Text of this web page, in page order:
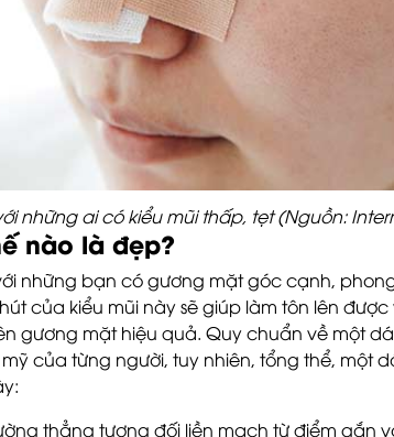
những ai có kiểu mũi thấp, tẹt (Nguồn:
nào là đẹp?
những bạn có gương mặt góc cạnh,
của kiểu mũi này sẽ giúp làm tôn lên
gương mặt hiệu quả. Quy chuẩn về một
của từng người, tuy nhiên, tổng thể, một
thẳng tương đối liền mạch từ điểm gắn